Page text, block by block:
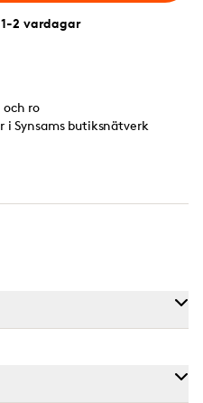
1-2 vardagar
och ro
i Synsams butiksnätverk